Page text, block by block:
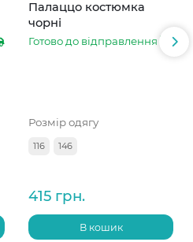
Палаццо костюмка
чорні
Готово до відправлення
Розмір одягу
116 146
415 грн.
В кошик